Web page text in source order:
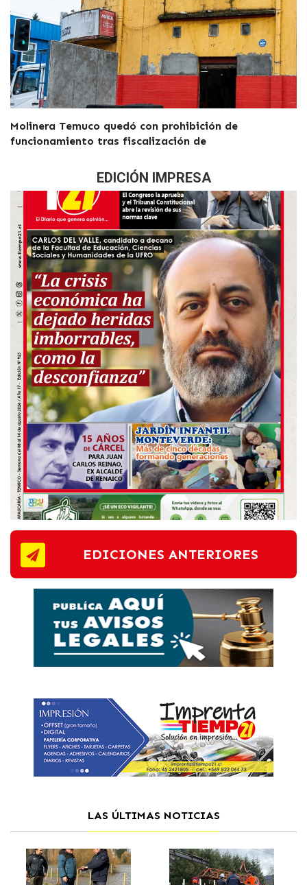
Molinera Temuco quedó con prohibición de
funcionamiento tras fiscalización de
EDICIÓN IMPRESA
EDICIONES ANTERIORES
LAS ÚLTIMAS NOTICIAS